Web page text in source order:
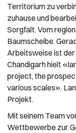
Territorium zu
zuhause und
Sorgfalt. Vom
Baumscheibe.
Arbeitsweise ist der
Chandigarh hielt
project, the
various scales».
Projekt.
Mit seinem Team
Wettbewerbe zur